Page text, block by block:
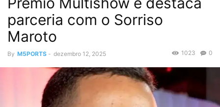
parceria com o Sorriso
Maroto
By M5PORTS - dezembro 12, 2025 0
1023